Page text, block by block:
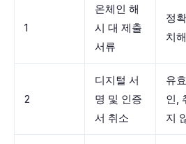
1
온체인 해
시 대 제출
서류
정
치
2
디지털 서
명 및 인증
서 취소
유
인,
지